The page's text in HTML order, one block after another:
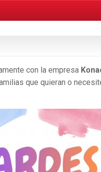
con la empresa
que quieran o